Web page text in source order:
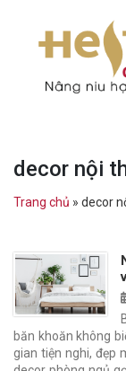
decor nội
Trang chủ » decor
băn khoăn không
gian tiện nghi, đẹp